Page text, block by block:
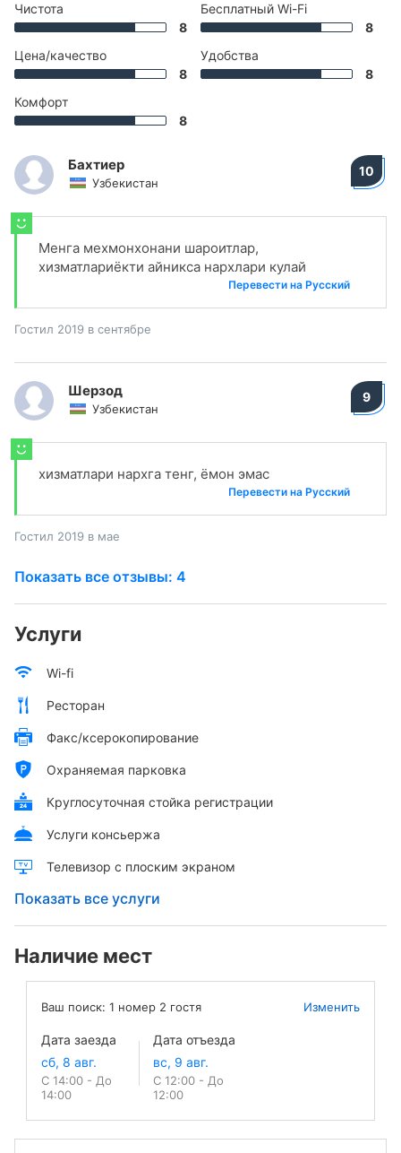
Чистота
8
Цена/качество
8
Комфорт
8
Бесплатный Wi-Fi
8
Удобства
8
Бахтиер
Узбекистан
10
Менга мехмонхонани шароитлар,
хизматлариёкти айникса нархлари кулай
Перевести на Русский
Гостил 2019 в сентябре
Шерзод
Узбекистан
9
хизматлари нархга тенг, ёмон эмас
Перевести на Русский
Гостил 2019 в мае
Показать все отзывы: 4
Услуги
Wi-fi
Ресторан
Факс/ксерокопирование
Охраняемая парковка
Круглосуточная стойка регистрации
Услуги консьержа
Телевизор с плоским экраном
Показать все услуги
Наличие мест
Ваш поиск: 1 номер 2 гостя Изменить
Дата заезда
С 14:00 - До
14:00
Дата отъезда
С 12:00 - До
12:00